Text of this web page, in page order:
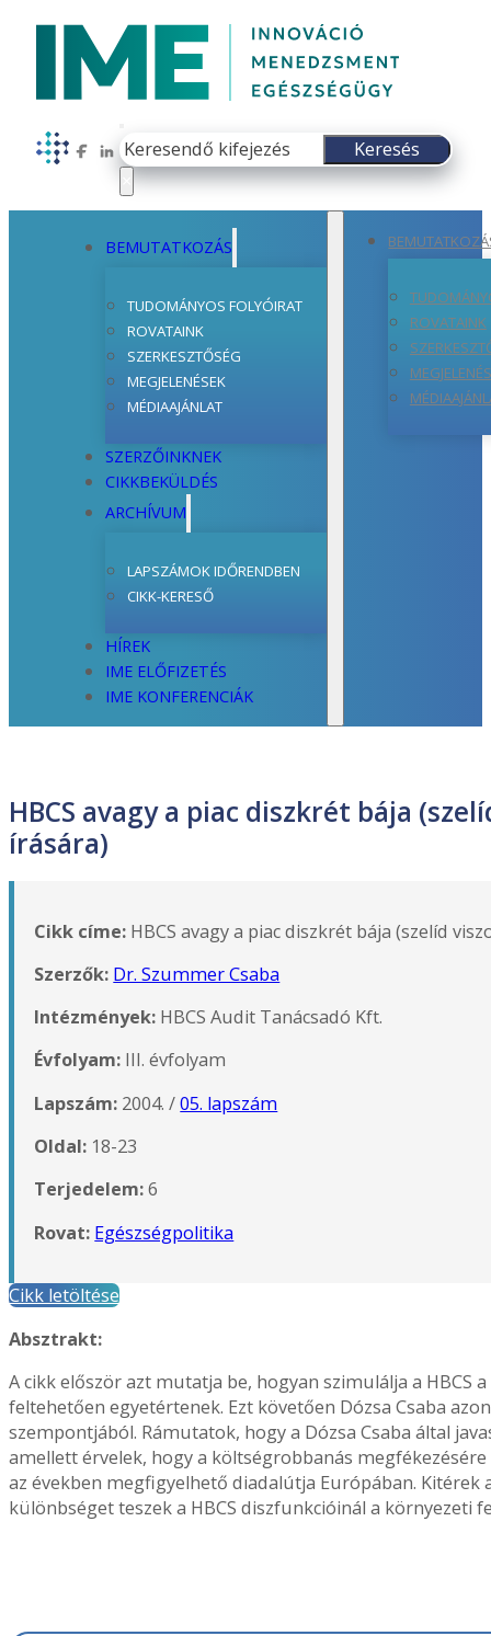
Follow us on Facebook
Follow us on LinkedIn
Keresés
Keresés
BEMUTATKOZÁS
TUDOMÁNYOS FOLYÓIRAT
ROVATAINK
SZERKESZTŐSÉG
MEGJELENÉSEK
MÉDIAAJÁNLAT
SZERZŐINKNEK
CIKKBEKÜLDÉS
ARCHÍVUM
LAPSZÁMOK IDŐRENDBEN
CIKK-KERESŐ
HÍREK
IME ELŐFIZETÉS
IME KONFERENCIÁK
ROVATAINK
HBCS avagy a piac diszkrét bája
írására)
Cikk címe: HBCS avagy a piac diszkrét bája (szelíd
Szerzők: Dr. Szummer Csaba
Intézmények: HBCS Audit Tanácsadó Kft.
Évfolyam: III. évfolyam
Lapszám: 2004. /05. lapszám
Oldal: 18-23
Terjedelem:6
Rovat: Egészségpolitika
Cikk letöltése
Absztrakt:
A cikk először azt mutatja be, hogyan szimulálja a HBCS
feltehetően egyetértenek. Ezt követően Dózsa Csaba
szempontjából. Rámutatok, hogy a Dózsa Csaba által
amellett érvelek, hogy a költségrobbanás
az években megfigyelhető diadalútja Európában. Kitérek
különbséget teszek a HBCS diszfunkcióinál a